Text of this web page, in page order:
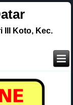
III Koto, Kec.